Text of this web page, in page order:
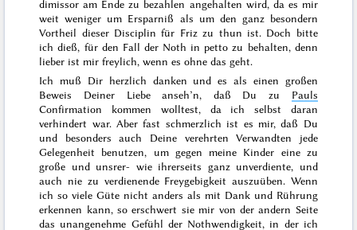
dimissor am Ende zu bezahlen angehalten wird, da es mir
weit weniger um Ersparniß als um den ganz besondern
Vortheil dieser Disciplin für Friz zu thun ist. Doch bitte
ich dieß, für den Fall der Noth in petto zu behalten, denn
lieber ist mir freylich, wenn es ohne das geht.
Ich muß Dir herzlich danken und es als einen großen
Beweis Deiner Liebe anseh’n, daß Du zu Pauls
Confirmation kommen wolltest, da ich selbst daran
verhindert war. Aber fast schmerzlich ist es mir, daß Du
und besonders auch Deine verehrten Verwandten jede
Gelegenheit benutzen, um gegen meine Kinder eine zu
große und unsrer- wie ihrerseits ganz unverdiente, und
auch nie zu verdienende Freygebigkeit auszuüben. Wenn
ich so viele Güte nicht anders als mit Dank und Rührung
erkennen kann, so erschwert sie mir von der andern Seite
das unangenehme Gefühl der Nothwendigkeit, in der ich